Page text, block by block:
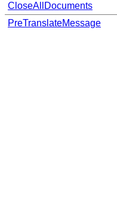
CloseAllDocuments
PreTranslateMessage